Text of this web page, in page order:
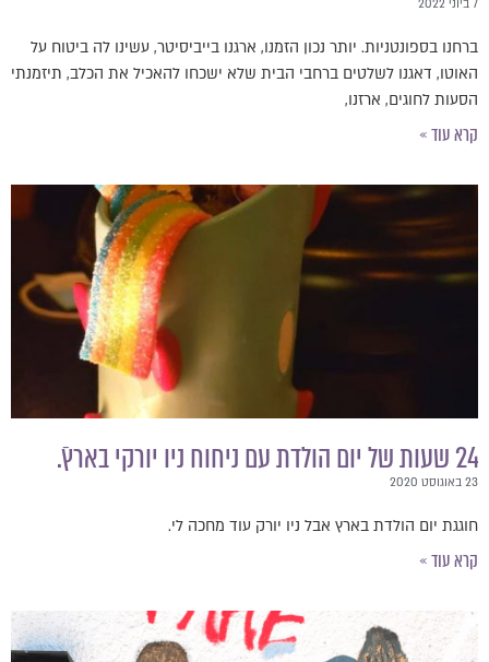
בספונטניות. יותר נכון הזמנו, ארגנו בייביסיטר, עשינו לה ביטוח על
דאגנו לשלטים ברחבי הבית שלא ישכחו להאכיל את הכלב, תיזמנתי
לחוגים, ארזנו,
עוד »
ניו יורקי בארץ.ֿ
יום הולדת בארץ אבל ניו יורק עוד מחכה לי.
עוד »